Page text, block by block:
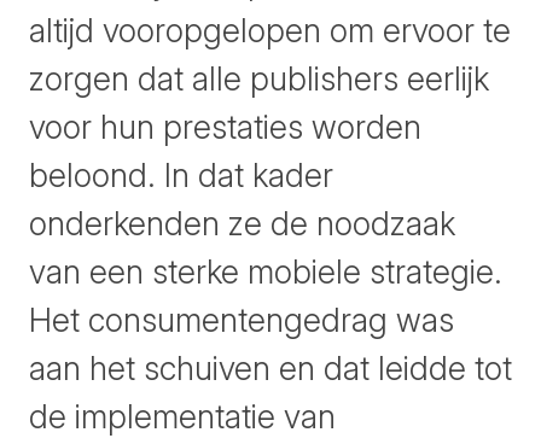
altijd vooropgelopen om ervoor te
zorgen dat alle publishers eerlijk
voor hun prestaties worden
beloond. In dat kader
onderkenden ze de noodzaak
van een sterke mobiele strategie.
Het consumentengedrag was
aan het schuiven en dat leidde tot
de implementatie van